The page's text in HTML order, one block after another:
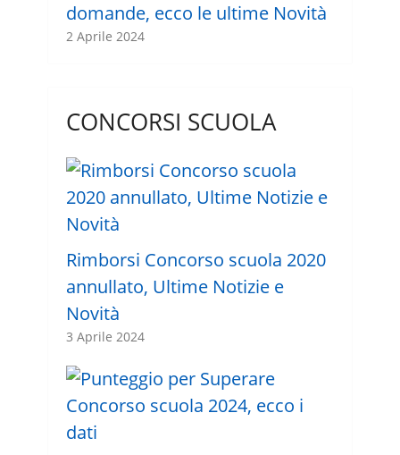
domande, ecco le ultime Novità
2 Aprile 2024
CONCORSI SCUOLA
Rimborsi Concorso scuola 2020
annullato, Ultime Notizie e
Novità
3 Aprile 2024